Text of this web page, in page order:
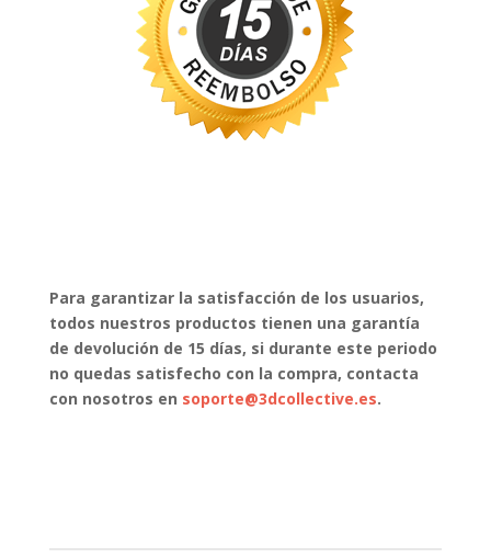
Para garantizar la satisfacción de los usuarios,
todos nuestros productos tienen una garantía
de devolución de 15 días, si durante este periodo
no quedas satisfecho con la compra, contacta
con nosotros en soporte@3dcollective.es.